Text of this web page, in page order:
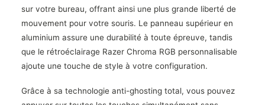
sur votre bureau, offrant ainsi une plus grande liberté de
mouvement pour votre souris. Le panneau supérieur en
aluminium assure une durabilité à toute épreuve, tandis
que le rétroéclairage Razer Chroma RGB personnalisable
ajoute une touche de style à votre configuration.
Grâce à sa technologie anti-ghosting total, vous pouvez